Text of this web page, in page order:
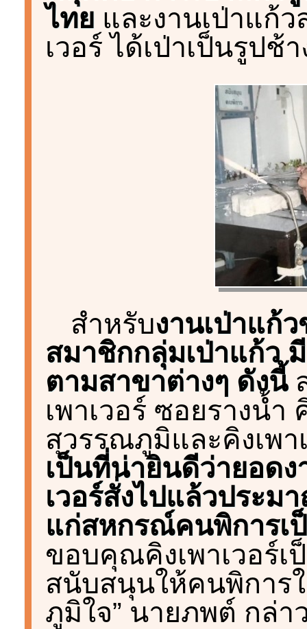
ไทย และงานเป่าแก้
เวอร์ ได้เป่าเป็นรูป
สำหรับงานเป่าแก้
สมาชิกกลุ่มเป่าแก้ว
ตามสาขาต่างๆ ดังนี้
เพาเวอร์ ซอยรางน้ำ
สุวรรณภูมิและคิงเพ
เป็นที่น่ายินดีว่ายอดง
เวอร์สั่งไปแล้วประม
แก่สหกรณ์คนพิการเ
ขอบคุณคิงเพาเวอร์เ
สนับสนุนให้คนพิการ
ภูมิใจ” นายภพต์ กล่า